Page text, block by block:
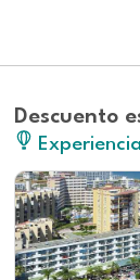
Descuento